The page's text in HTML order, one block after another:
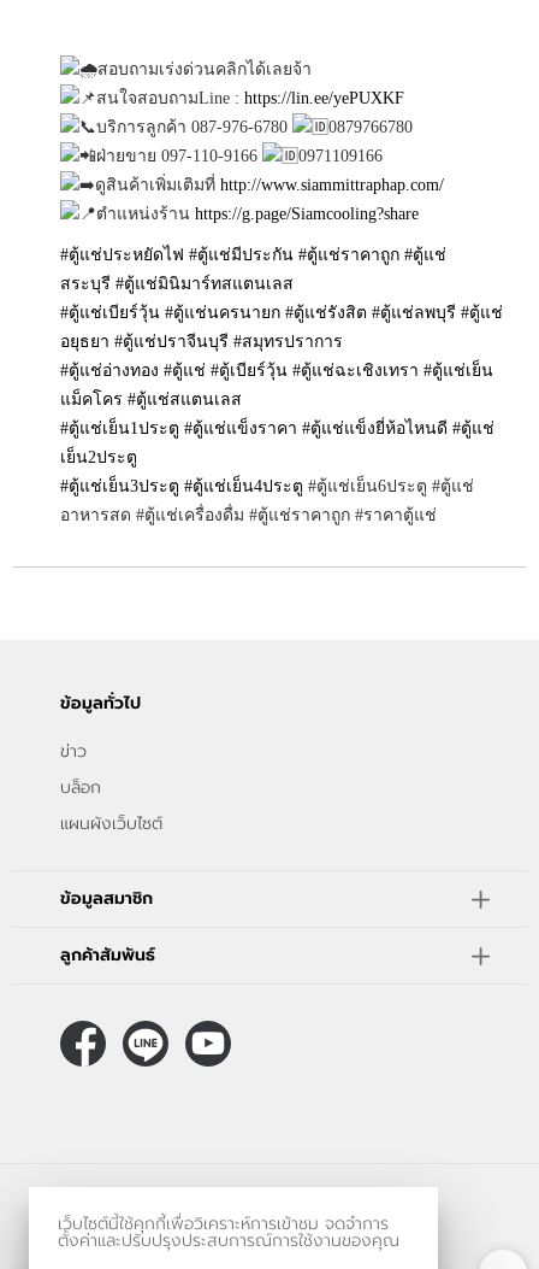
สอบถามเร่งด่วนคลิกได้เลยจ้า
สนใจสอบถามLine : https://lin.ee/yePUXKF
บริการลูกค้า 087-976-6780
0879766780
ฝ่ายขาย 097-110-9166
0971109166
ดูสินค้าเพิ่มเติมที่ http://www.siammittraphap.com/
ตำแหน่งร้าน https://g.page/Siamcooling?share
#ตู้แช่ประหยัดไฟ #ตู้แช่มีประกัน #ตู้แช่ราคาถูก #ตู้แช่
สระบุรี #ตู้แช่มินิมาร์ทสแตนเลส
#ตู้แช่เบียร์วุ้น #ตู้แช่นครนายก #ตู้แช่รังสิต #ตู้แช่ลพบุรี #ตู้แช่
อยุธยา #ตู้แช่ปราจีนบุรี #สมุทรปราการ
#ตู้แช่อ่างทอง #ตู้แช่ #ตู้เบียร์วุ้น #ตู้แช่ฉะเชิงเทรา #ตู้แช่เย็น
แม็คโคร #ตู้แช่สแตนเลส
#ตู้แช่เย็น1ประตู #ตู้แช่แข็งราคา #ตู้แช่แข็งยี่ห้อไหนดี #ตู้แช่
เย็น2ประตู
#ตู้แช่เย็น3ประตู #ตู้แช่เย็น4ประตู #ตู้แช่เย็น6ประตู #ตู้แช่
อาหารสด #ตู้แช่เครื่องดื่ม #ตู้แช่ราคาถูก #ราคาตู้แช่
ข้อมูลทั่วไป
ข่าว
บล็อก
แผนผังเว็บไซต์
ข้อมูลสมาชิก
ลูกค้าสัมพันธ์
และขายของออนไลน์โดย
เว็บไซต์นี้ใช้คุกกี้เพื่อวิเคราะห์การเข้าชม จดจำการ
ตั้งค่าและปรับปรุงประสบการณ์การใช้งานของคุณ